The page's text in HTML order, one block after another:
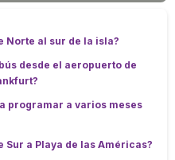
Norte al sur de la isla?
desde el aeropuerto de
programar a varios meses
a Playa de las Américas?